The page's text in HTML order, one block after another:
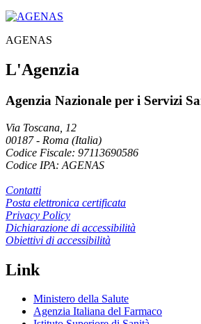
AGENAS
L'Agenzia
Agenzia Nazionale per i Servizi
Via Toscana, 12
00187- Roma (Italia)
Codice Fiscale: 97113690586
Codice IPA: AGENAS
Contatti
Posta elettronica certificata
Privacy Policy
Dichiarazione di accessibilità
Obiettivi di accessibilità
Link
Ministero della Salute
Agenzia Italiana del Farmaco